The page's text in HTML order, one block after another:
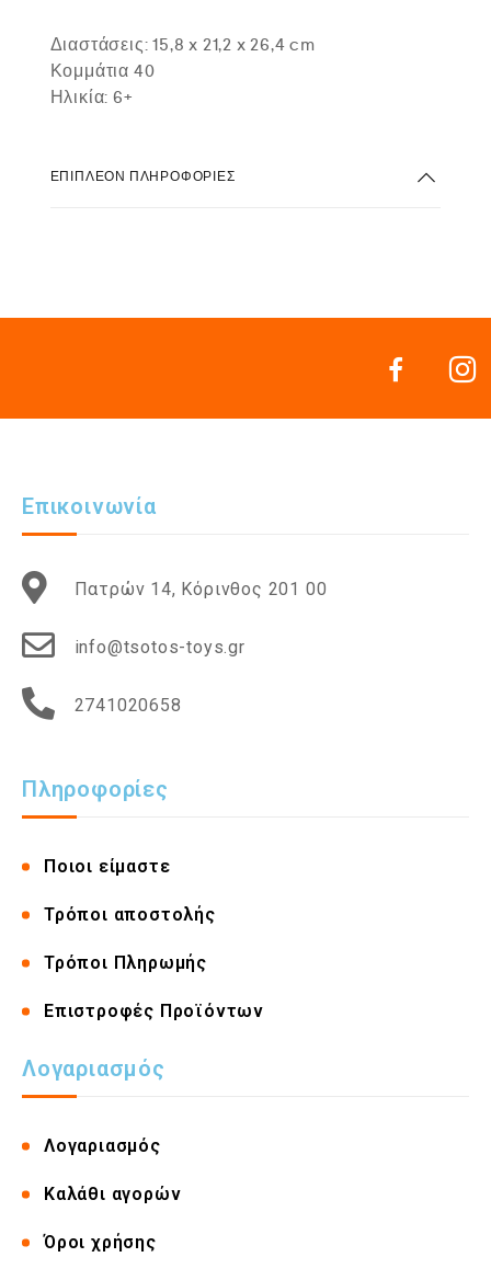
Διαστάσεις: 15,8 x 21,2 x 26,4 cm
Κομμάτια 40
Ηλικία: 6+
ΕΠΙΠΛΈΟΝ ΠΛΗΡΟΦΟΡΊΕΣ
Επικοινωνία
Πατρών 14, Κόρινθος 201 00
info@tsotos-toys.gr
2741020658
Πληροφορίες
Ποιοι είμαστε
Τρόποι αποστολής
Τρόποι Πληρωμής
Επιστροφές Προϊόντων
Λογαριασμός
Λογαριασμός
Καλάθι αγορών
Όροι χρήσης